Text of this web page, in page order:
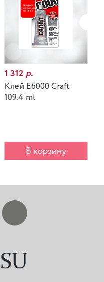
1 312р.
Клей E6000 Craft
109.4 ml
В корзину